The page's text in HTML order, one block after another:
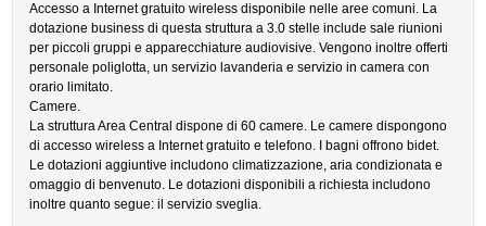
Accesso a Internet gratuito wireless disponibile nelle aree comuni. La
dotazione business di questa struttura a 3.0 stelle include sale riunioni
per piccoli gruppi e apparecchiature audiovisive. Vengono inoltre offerti
personale poliglotta, un servizio lavanderia e servizio in camera con
orario limitato.
Camere.
La struttura Area Central dispone di 60 camere. Le camere dispongono
di accesso wireless a Internet gratuito e telefono. I bagni offrono bidet.
Le dotazioni aggiuntive includono climatizzazione, aria condizionata e
omaggio di benvenuto. Le dotazioni disponibili a richiesta includono
inoltre quanto segue: il servizio sveglia.